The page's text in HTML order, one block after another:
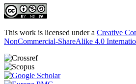
This work is licensed under a Creative
NonCommercial-ShareAlike 4.0